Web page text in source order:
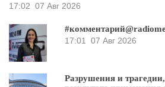
17:02 07 Авг 2026
17:01
07 Авг 2026
Разрушения и